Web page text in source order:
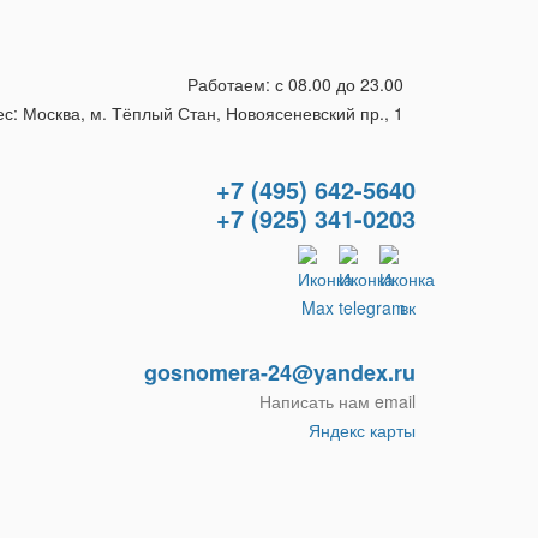
Работаем: с 08.00 до 23.00
Москва, м. Тёплый Стан, Новоясеневский пр., 1
+7 (495) 642-5640
+7 (925) 341-0203
gosnomera-24@yandex.ru
Написать нам email